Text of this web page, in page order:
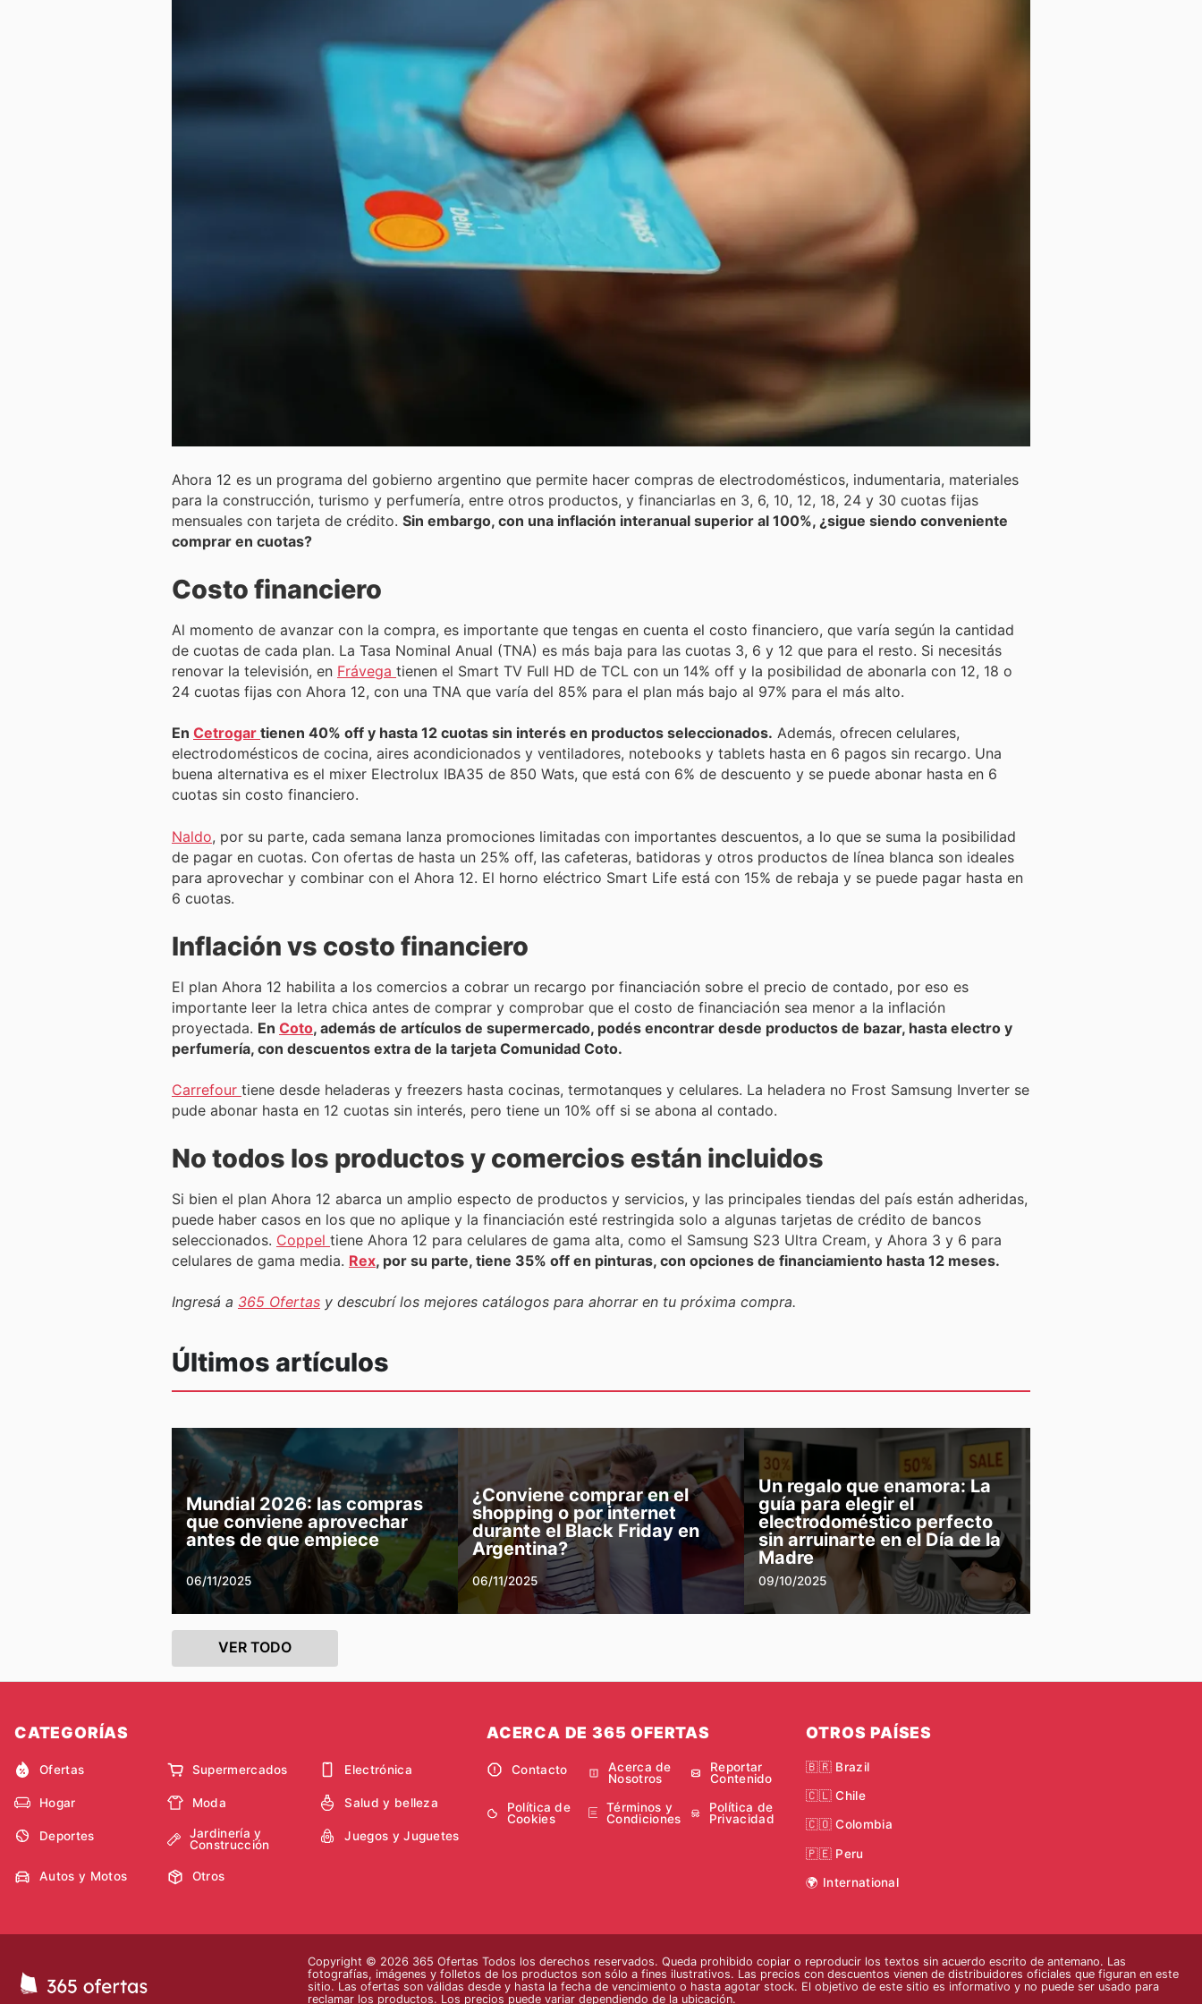
Ahora 12 es un programa del gobierno argentino que permite hacer compras de electrodomésticos, indumentaria, materiales
para la construcción, turismo y perfumería, entre otros productos, y financiarlas en 3, 6, 10, 12, 18, 24 y 30 cuotas fijas
mensuales con tarjeta de crédito. Sin embargo, con una inflación interanual superior al 100%, ¿sigue siendo conveniente
comprar en cuotas?
Costo financiero
Al momento de avanzar con la compra, es importante que tengas en cuenta el costo financiero, que varía según la cantidad
de cuotas de cada plan. La Tasa Nominal Anual (TNA) es más baja para las cuotas 3, 6 y 12 que para el resto. Si necesitás
renovar la televisión, en Frávega tienen el Smart TV Full HD de TCL con un 14% off y la posibilidad de abonarla con 12, 18 o
24 cuotas fijas con Ahora 12, con una TNA que varía del 85% para el plan más bajo al 97% para el más alto.
En Cetrogar tienen 40% off y hasta 12 cuotas sin interés en productos seleccionados. Además, ofrecen celulares,
electrodomésticos de cocina, aires acondicionados y ventiladores, notebooks y tablets hasta en 6 pagos sin recargo. Una
buena alternativa es el mixer Electrolux IBA35 de 850 Wats, que está con 6% de descuento y se puede abonar hasta en 6
cuotas sin costo financiero.
Naldo, por su parte, cada semana lanza promociones limitadas con importantes descuentos, a lo que se suma la posibilidad
de pagar en cuotas. Con ofertas de hasta un 25% off, las cafeteras, batidoras y otros productos de línea blanca son ideales
para aprovechar y combinar con el Ahora 12. El horno eléctrico Smart Life está con 15% de rebaja y se puede pagar hasta en
6 cuotas.
Inflación vs costo financiero
El plan Ahora 12 habilita a los comercios a cobrar un recargo por financiación sobre el precio de contado, por eso es
importante leer la letra chica antes de comprar y comprobar que el costo de financiación sea menor a la inflación
proyectada. En Coto, además de artículos de supermercado, podés encontrar desde productos de bazar, hasta electro y
perfumería, con descuentos extra de la tarjeta Comunidad Coto.
Carrefour tiene desde heladeras y freezers hasta cocinas, termotanques y celulares. La heladera no Frost Samsung Inverter se
pude abonar hasta en 12 cuotas sin interés, pero tiene un 10% off si se abona al contado.
No todos los productos y comercios están incluidos
Si bien el plan Ahora 12 abarca un amplio especto de productos y servicios, y las principales tiendas del país están adheridas,
puede haber casos en los que no aplique y la financiación esté restringida solo a algunas tarjetas de crédito de bancos
seleccionados. Coppel tiene Ahora 12 para celulares de gama alta, como el Samsung S23 Ultra Cream, y Ahora 3 y 6 para
celulares de gama media. Rex, por su parte, tiene 35% off en pinturas, con opciones de financiamiento hasta 12 meses.
Ingresá a 365 Ofertas y descubrí los mejores catálogos para ahorrar en tu próxima compra.
Últimos artículos
Mundial 2026: las compras
que conviene aprovechar
antes de que empiece
06/11/2025
¿Conviene comprar en el
shopping o por internet
durante el Black Friday en
Argentina?
06/11/2025
Un regalo que enamora: La
guía para elegir el
electrodoméstico perfecto
sin arruinarte en el Día de la
Madre
09/10/2025
VER TODO
CATEGORÍAS
Ofertas Supermercados Electrónica
Hogar Moda Salud y belleza
Deportes
Jardinería y
Construcción
Juegos y Juguetes
Autos y Motos Otros
ACERCA DE 365 OFERTAS
Contacto
Acerca de
Nosotros
Reportar
Contenido
Política de
Cookies
Términos y
Condiciones
Política de
Privacidad
OTROS PAÍSES
🇧🇷 Brazil
🇨🇱 Chile
🇨🇴 Colombia
🇵🇪 Peru
🌍 International
Copyright © 2026 365 Ofertas Todos los derechos reservados. Queda prohibido copiar o reproducir los textos sin acuerdo escrito de antemano. Las
fotografías, imágenes y folletos de los productos son sólo a fines ilustrativos. Las precios con descuentos vienen de distribuidores oficiales que figuran en este
sitio. Las ofertas son válidas desde y hasta la fecha de vencimiento o hasta agotar stock. El objetivo de este sitio es informativo y no puede ser usado para
reclamar los productos. Los precios puede variar dependiendo de la ubicación.